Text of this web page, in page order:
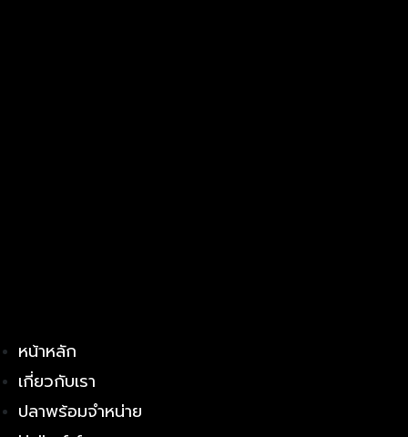
หน้าหลัก
เกี่ยวกับเรา
ปลาพร้อมจำหน่าย